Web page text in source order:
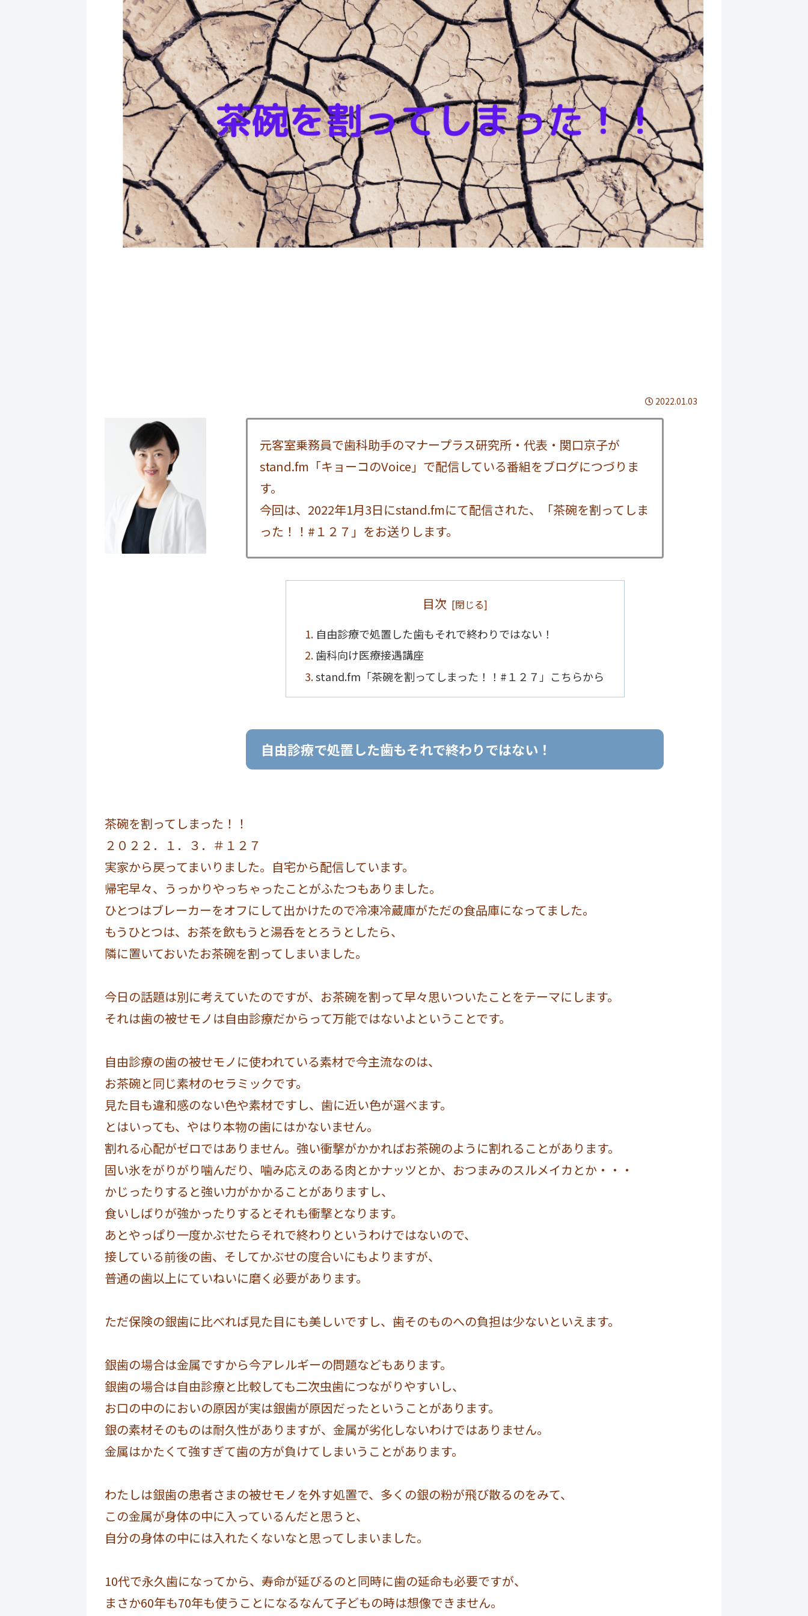
2022.01.03
元客室乗務員で歯科助手のマナープラス研究所・代表・関口京子が
stand.fm「キョーコのVoice」で配信している番組をブログにつづりま
す。
今回は、2022年1月3日にstand.fmにて配信された、「茶碗を割ってしま
った！！#１２７」をお送りします。
目次
自由診療で処置した歯もそれで終わりではない！
歯科向け医療接遇講座
stand.fm「茶碗を割ってしまった！！#１２７」こちらから
自由診療で処置した歯もそれで終わりではない！
茶碗を割ってしまった！！
２０２２．１．３．＃１２７
実家から戻ってまいりました。自宅から配信しています。
帰宅早々、うっかりやっちゃったことがふたつもありました。
ひとつはブレーカーをオフにして出かけたので冷凍冷蔵庫がただの食品庫になってました。
もうひとつは、お茶を飲もうと湯呑をとろうとしたら、
隣に置いておいたお茶碗を割ってしまいました。
今日の話題は別に考えていたのですが、お茶碗を割って早々思いついたことをテーマにします。
それは歯の被せモノは自由診療だからって万能ではないよということです。
自由診療の歯の被せモノに使われている素材で今主流なのは、
お茶碗と同じ素材のセラミックです。
見た目も違和感のない色や素材ですし、歯に近い色が選べます。
とはいっても、やはり本物の歯にはかないません。
割れる心配がゼロではありません。強い衝撃がかかればお茶碗のように割れることがあります。
固い氷をがりがり噛んだり、噛み応えのある肉とかナッツとか、おつまみのスルメイカとか・・・
かじったりすると強い力がかかることがありますし、
食いしばりが強かったりするとそれも衝撃となります。
あとやっぱり一度かぶせたらそれで終わりというわけではないので、
接している前後の歯、そしてかぶせの度合いにもよりますが、
普通の歯以上にていねいに磨く必要があります。
ただ保険の銀歯に比べれば見た目にも美しいですし、歯そのものへの負担は少ないといえます。
銀歯の場合は金属ですから今アレルギーの問題などもあります。
銀歯の場合は自由診療と比較しても二次虫歯につながりやすいし、
お口の中のにおいの原因が実は銀歯が原因だったということがあります。
銀の素材そのものは耐久性がありますが、金属が劣化しないわけではありません。
金属はかたくて強すぎて歯の方が負けてしまいうことがあります。
わたしは銀歯の患者さまの被せモノを外す処置で、多くの銀の粉が飛び散るのをみて、
この金属が身体の中に入っているんだと思うと、
自分の身体の中には入れたくないなと思ってしまいました。
10代で永久歯になってから、寿命が延びるのと同時に歯の延命も必要ですが、
まさか60年も70年も使うことになるなんて子どもの時は想像できません。